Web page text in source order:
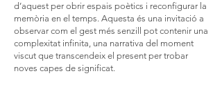
d’aquest per obrir espais poètics i reconfigurar la
memòria en el temps. Aquesta és una invitació a
observar com el gest més senzill pot contenir una
complexitat infinita, una narrativa del moment
viscut que transcendeix el present per trobar
noves capes de significat.